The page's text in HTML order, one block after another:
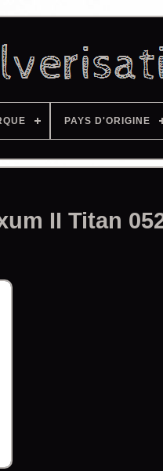
PAYS D'ORIGINE
II Titan